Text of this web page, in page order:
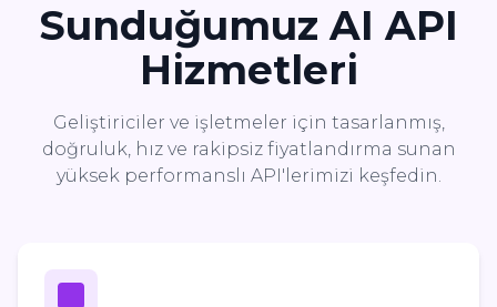
Sunduğumuz AI API
Hizmetleri
Geliştiriciler ve işletmeler için tasarlanmış,
doğruluk, hız ve rakipsiz fiyatlandırma sunan
yüksek performanslı API'lerimizi keşfedin.